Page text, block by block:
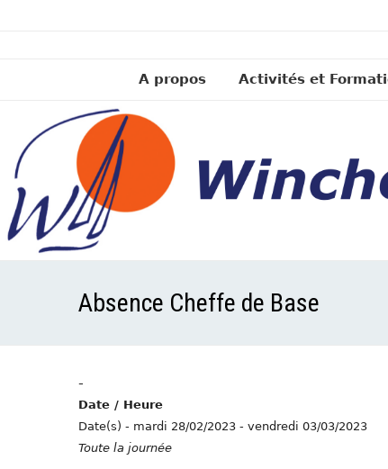
A propos Activités et
Absence Cheffe de Base
-
Date / Heure
Date(s) - mardi 28/02/2023 - vendredi 03/03/2023
Toute la journée